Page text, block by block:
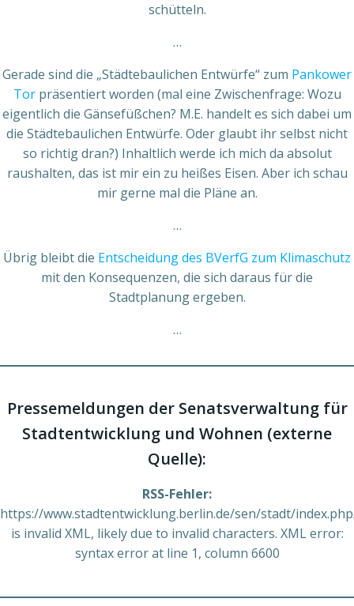
schütteln.
…
Gerade sind die „Städtebaulichen Entwürfe“ zum Pankower
Torpräsentiert worden (mal eine Zwischenfrage: Wozu
eigentlich die Gänsefüßchen? M.E. handelt es sich dabei um
die Städtebaulichen Entwürfe. Oder glaubt ihr selbst nicht
so richtig dran?) Inhaltlich werde ich mich da absolut
raushalten, das ist mir ein zu heißes Eisen. Aber ich schau
mir gerne mal die Pläne an.
…
Übrig bleibt die Entscheidung des BVerfG zum Klimaschutz
mit den Konsequenzen, die sich daraus für die
Stadtplanung ergeben.
…
Pressemeldungen der Senatsverwaltung für
Stadtentwicklung und Wohnen (externe
Quelle):
RSS-Fehler:
https://www.stadtentwicklung.berlin.de/sen/stadt/
is invalid XML, likely due to invalid characters. XML error:
syntax error at line 1, column 6600